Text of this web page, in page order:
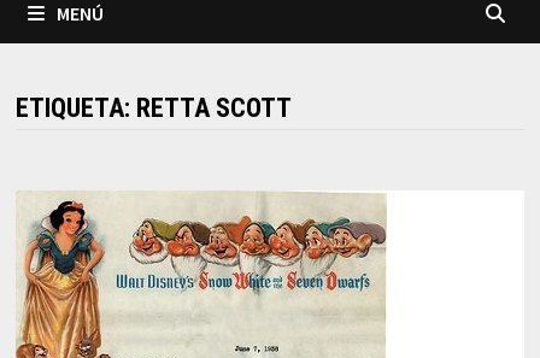
MENÚ
ETIQUETA: RETTA SCOTT